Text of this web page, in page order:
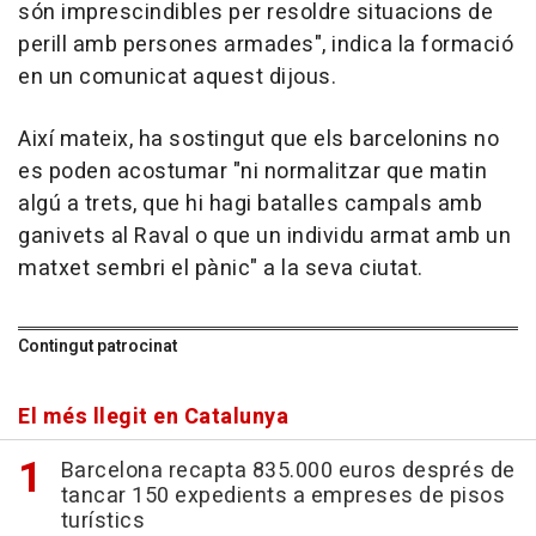
són imprescindibles per resoldre situacions de
perill amb persones armades", indica la formació
en un comunicat aquest dijous.
Així mateix, ha sostingut que els barcelonins no
es poden acostumar "ni normalitzar que matin
algú a trets, que hi hagi batalles campals amb
ganivets al Raval o que un individu armat amb un
matxet sembri el pànic" a la seva ciutat.
Contingut patrocinat
El més llegit en Catalunya
Barcelona recapta 835.000 euros després de
tancar 150 expedients a empreses de pisos
turístics